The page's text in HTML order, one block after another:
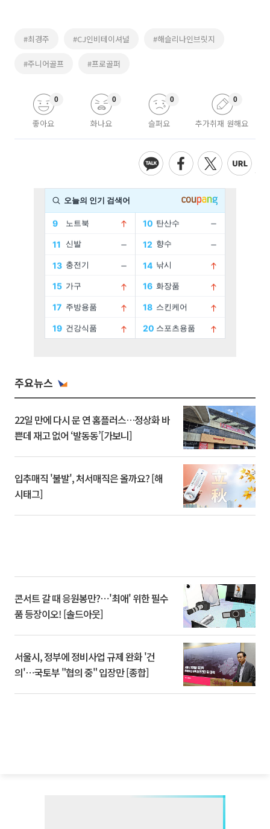
#최경주 #CJ인비테이셔널 #해슬리나인브릿지
#주니어골프 #프로골퍼
좋아요
0
화나요
0
슬퍼요
0
추가취재 원해요
0
주요뉴스
22일 만에 다시 문 연 홈플러스…정상화 바
쁜데 재고 없어 ‘발동동’[가보니]
입추매직 '불발', 처서매직은 올까요? [해
시태그]
콘서트 갈 때 응원봉만?⋯'최애' 위한 필수
품 등장이오! [솔드아웃]
서울시, 정부에 정비사업 규제 완화 '건
의'⋯국토부 "협의 중" 입장만 [종합]